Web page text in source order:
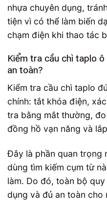
nhựa chuyên dụng,
tiện vì có thể làm biến
chạm điện khi thao tác
Kiểm tra cầu chì taplo
an toàn?
Kiểm tra cầu chì taplo
chính: tắt khóa điện,
tra bằng mắt thường,
đồng hồ vạn năng và
Đây là phần quan trọng
dùng tìm kiếm cụm từ
làm. Do đó, toàn bộ
dụng và đủ an toàn